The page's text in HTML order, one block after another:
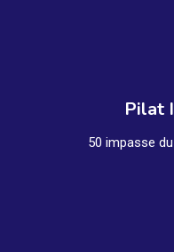
Pilat
50 impasse